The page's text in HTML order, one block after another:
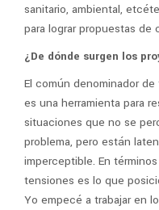
sanitario, ambiental,
para lograr propuestas de
¿De dónde surgen los
El común denominador
es una herramienta para
situaciones que no se
problema, pero están
imperceptible. En
tensiones es lo que
Yo empecé a trabajar en